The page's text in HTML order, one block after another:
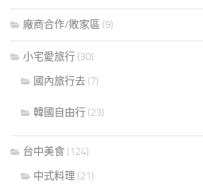
廠商合作/敗家區 (9)
小宅愛旅行 (30)
國內旅行去 (7)
韓國自由行 (23)
台中美食 (124)
中式料理 (21)